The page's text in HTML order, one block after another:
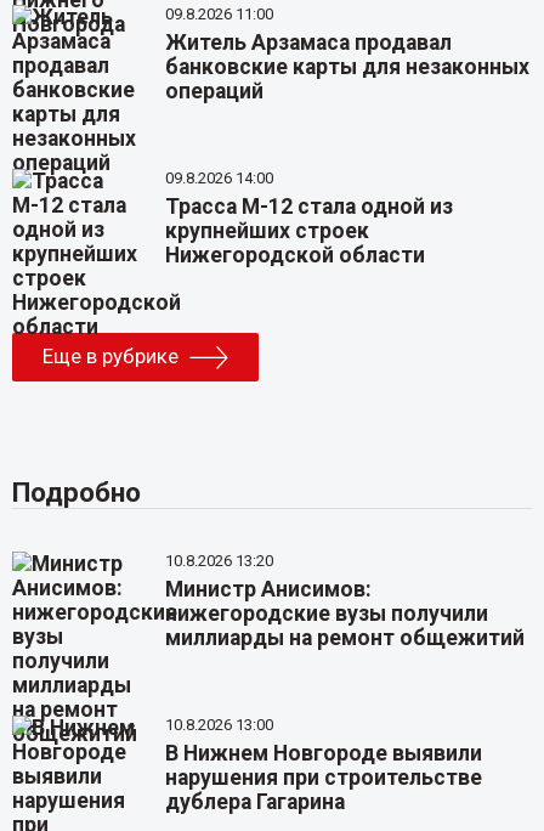
09.8.2026 11:00
Житель Арзамаса продавал
банковские карты для незаконных
операций
09.8.2026 14:00
Трасса М-12 стала одной из
крупнейших строек
Нижегородской области
Еще в рубрике
Подробно
10.8.2026 13:20
Министр Анисимов:
нижегородские вузы получили
миллиарды на ремонт общежитий
10.8.2026 13:00
В Нижнем Новгороде выявили
нарушения при строительстве
дублера Гагарина